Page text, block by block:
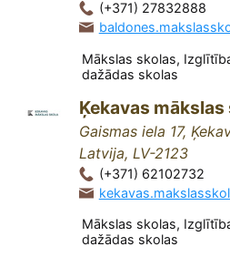
(+371) 27832888
Mākslas skolas,
dažādas skolas
Ķekavas mākslas
Gaismas iela 17,
Latvija, LV-2123
(+371) 62102732
Mākslas skolas,
dažādas skolas